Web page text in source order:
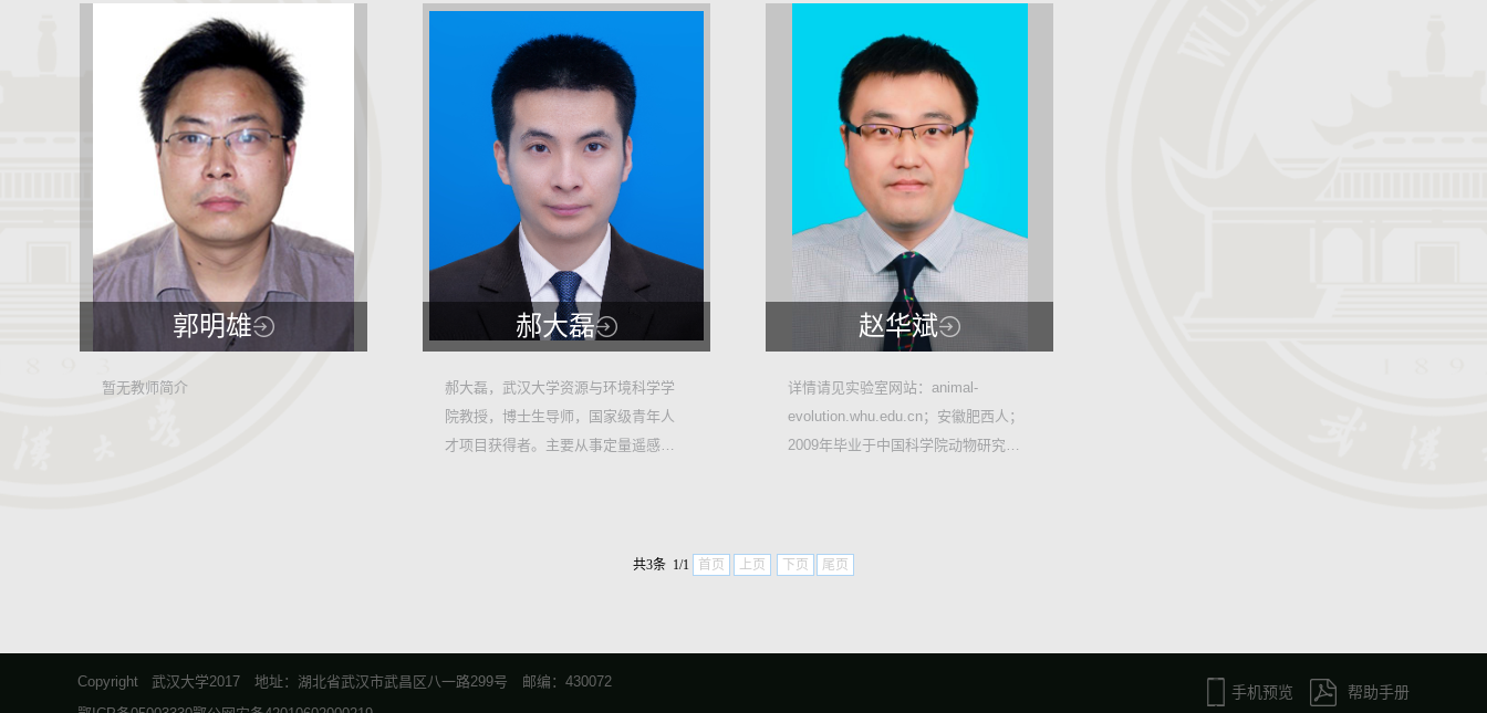
郭明雄
暂无教师简介
郝大磊
1,969
郝大磊，武汉大学资源与环境科学学
院教授，博士生导师，国家级青年人
才项目获得者。主要从事定量遥感、
赵华斌
39,834
33
详情请见实验室网站：animal-
evolution.whu.edu.cn；安徽肥西人；
2009年毕业于中国科学院动物研究
共3条 1/1 首页 上页 下页 尾页
Copyright 武汉大学2017 地址：湖北省武汉市武昌区八一路299号 邮编：430072
手机预览 帮助手册